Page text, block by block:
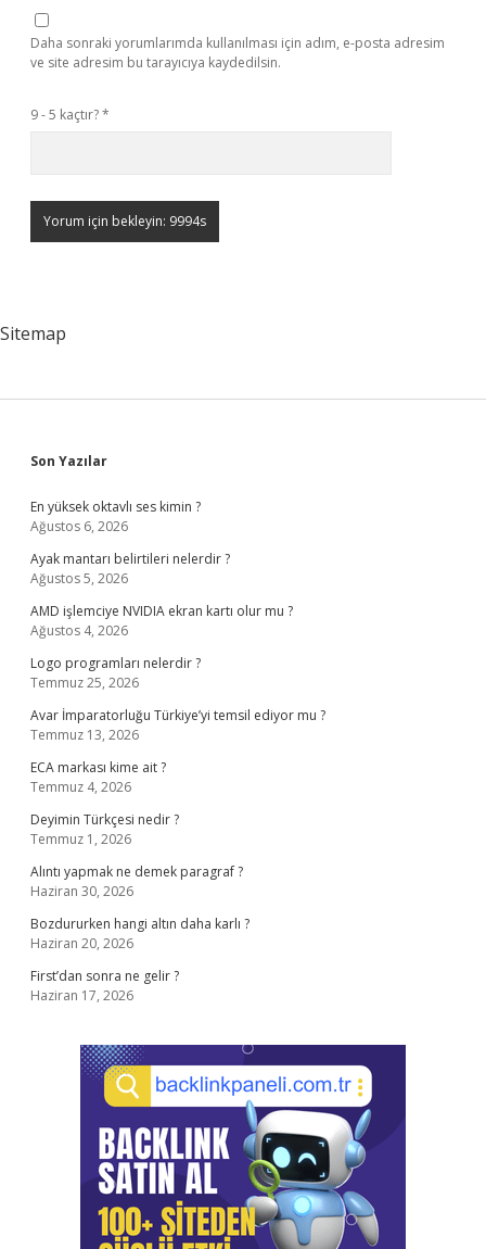
Daha sonraki yorumlarımda kullanılması için adım, e-posta adresim
ve site adresim bu tarayıcıya kaydedilsin.
9 - 5 kaçtır?*
Sitemap
Sidebar
Son Yazılar
En yüksek oktavlı ses kimin ?
Ağustos 6, 2026
Ayak mantarı belirtileri nelerdir ?
Ağustos 5, 2026
AMD işlemciye NVIDIA ekran kartı olur mu ?
Ağustos 4, 2026
Logo programları nelerdir ?
Temmuz 25, 2026
Avar İmparatorluğu Türkiye’yi temsil ediyor mu ?
Temmuz 13, 2026
ECA markası kime ait ?
Temmuz 4, 2026
Deyimin Türkçesi nedir ?
Temmuz 1, 2026
Alıntı yapmak ne demek paragraf ?
Haziran 30, 2026
Bozdururken hangi altın daha karlı ?
Haziran 20, 2026
First’dan sonra ne gelir ?
Haziran 17, 2026